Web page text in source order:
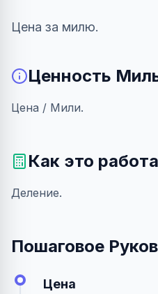
Цена за милю.
Ценность
Цена / Мили.
Как это
Деление.
Пошаговое
Цена